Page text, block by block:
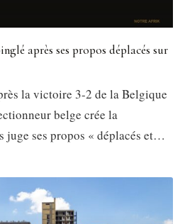
après ses propos déplacés sur
la victoire 3-2 de la Belgique
belge crée la
juge ses propos « déplacés et…